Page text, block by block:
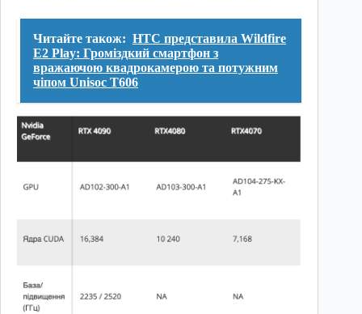
Читайте також: HTC представила Wildfire
E2 Play: Громіздкий смартфон з
вражаючою квадрокамерою та потужним
чіпом Unisoc T606